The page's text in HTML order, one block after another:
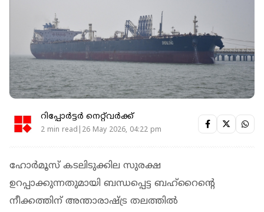
റിപ്പോർട്ടർ നെറ്റ്‌വര്‍ക്ക്‌
2 min read|26 May 2026, 04:22 pm
ഹോര്‍മൂസ് കടലിടുക്കില സുരക്ഷ
ഉറപ്പാക്കുന്നതുമായി ബന്ധപ്പെട്ട ബഹ്‌റൈന്റെ
നീക്കത്തിന് അന്താരാഷ്ട്ര തലത്തില്‍